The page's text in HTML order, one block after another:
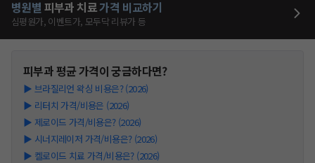
병원별 피부과 치료가격 비교하기
심평원가, 이벤트가, 모두닥 리뷰가 등
피부과평균 가격이 궁금하다면?
▶ 브라질리언 왁싱 비용은? (2026)
▶ 리터치 가격/비용은 (2026)
▶ 제로이드 가격/비용은? (2026)
▶ 시너지레이저 가격/비용은? (2026)
▶ 켈로이드 치료 가격/비용은? (2026)